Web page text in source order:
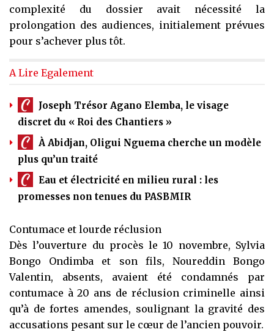
complexité du dossier avait nécessité la
prolongation des audiences, initialement prévues
pour s’achever plus tôt.
A Lire Egalement
Joseph Trésor Agano Elemba, le visage
discret du « Roi des Chantiers »
À Abidjan, Oligui Nguema cherche un modèle
plus qu’un traité
Eau et électricité en milieu rural : les
promesses non tenues du PASBMIR
Contumace et lourde réclusion
Dès l’ouverture du procès le 10 novembre, Sylvia
Bongo Ondimba et son fils, Noureddin Bongo
Valentin, absents, avaient été condamnés par
contumace à 20 ans de réclusion criminelle ainsi
qu’à de fortes amendes, soulignant la gravité des
accusations pesant sur le cœur de l’ancien pouvoir.